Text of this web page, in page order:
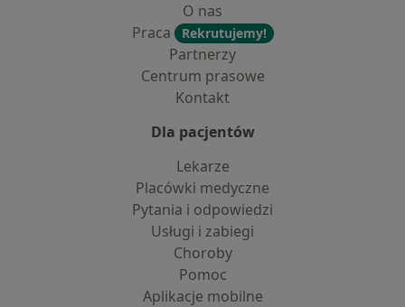
O nas
Praca
Rekrutujemy!
Partnerzy
Centrum prasowe
Kontakt
Dla pacjentów
Lekarze
Placówki medyczne
Pytania i odpowiedzi
Usługi i zabiegi
Choroby
Pomoc
Aplikacje mobilne